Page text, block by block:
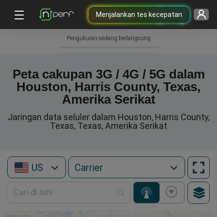
Menjalankan tes kecepatan
Pengukuran sedang berlangsung
Peta cakupan 3G / 4G / 5G dalam
Houston, Harris County, Texas,
Amerika Serikat
Jaringan data seluler dalam Houston, Harris County,
Texas, Texas, Amerika Serikat
US